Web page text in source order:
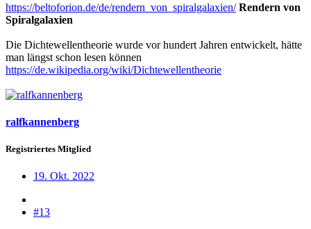
https://beltoforion.de/de/rendern_von_spiralgalaxien/ Rendern von
Spiralgalaxien
Die Dichtewellentheorie wurde vor hundert Jahren entwickelt, hätte
man längst schon lesen können
https://de.wikipedia.org/wiki/Dichtewellentheorie
ralfkannenberg
Registriertes Mitglied
19. Okt. 2022
#13